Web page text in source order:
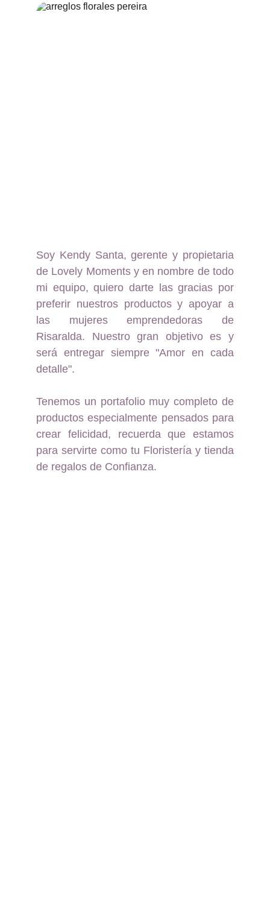
Soy Kendy Santa, gerente y propietaria
de Lovely Moments y en nombre de todo
mi equipo, quiero darte las gracias por
preferir nuestros productos y apoyar a
las mujeres emprendedoras de
Risaralda. Nuestro gran objetivo es y
será entregar siempre "Amor en cada
detalle".
Tenemos un portafolio muy completo de
productos especialmente pensados para
crear felicidad, recuerda que estamos
para servirte como tu Floristería y tienda
de regalos de Confianza.